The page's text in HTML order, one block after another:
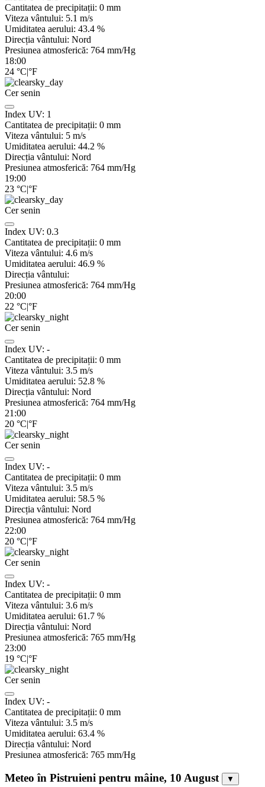
Cantitatea de precipitații: 0 mm
Viteza vântului: 5.1 m/s
Umiditatea aerului: 43.4 %
Direcția vântului: Nord
Presiunea atmosferică: 764 mm/Hg
18:00
24 °C|°F
Cer senin
Index UV: 1
Cantitatea de precipitații: 0 mm
Viteza vântului: 5 m/s
Umiditatea aerului: 44.2 %
Direcția vântului: Nord
Presiunea atmosferică: 764 mm/Hg
19:00
23 °C|°F
Cer senin
Index UV: 0.3
Cantitatea de precipitații: 0 mm
Viteza vântului: 4.6 m/s
Umiditatea aerului: 46.9 %
Direcția vântului:
Presiunea atmosferică: 764 mm/Hg
20:00
22 °C|°F
Cer senin
Index UV: -
Cantitatea de precipitații: 0 mm
Viteza vântului: 3.5 m/s
Umiditatea aerului: 52.8 %
Direcția vântului: Nord
Presiunea atmosferică: 764 mm/Hg
21:00
20 °C|°F
Cer senin
Index UV: -
Cantitatea de precipitații: 0 mm
Viteza vântului: 3.5 m/s
Umiditatea aerului: 58.5 %
Direcția vântului: Nord
Presiunea atmosferică: 764 mm/Hg
22:00
20 °C|°F
Cer senin
Index UV: -
Cantitatea de precipitații: 0 mm
Viteza vântului: 3.6 m/s
Umiditatea aerului: 61.7 %
Direcția vântului: Nord
Presiunea atmosferică: 765 mm/Hg
23:00
19 °C|°F
Cer senin
Index UV: -
Cantitatea de precipitații: 0 mm
Viteza vântului: 3.5 m/s
Umiditatea aerului: 63.4 %
Direcția vântului: Nord
Presiunea atmosferică: 765 mm/Hg
Meteo în Pistruieni pentru mâine, 10 August ▼